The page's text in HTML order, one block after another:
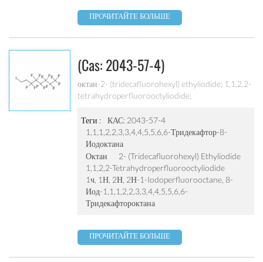
ПРОЧИТАЙТЕ БОЛЬШЕ
(cas: 2043-57-4)
1,1,1,2,2,3,3,4,4,5,5,6,6-
Тридекафтор-8-Йодооктана
октан-2- (tridecafluorohexyl) ethyliodide; 1,1,2,2-
tetrahydroperfluorooctyliodide;
иодоктана , 97%; 1 ч, 1 ч, 2 ч, 2h-1-
iodoperfluorooctane, 8-
иод-1,1,1,2,2,3,3,4,4,5,5,6,6-тридекафтороктана
Теги :
КАС: 2043-57-4
1,1,1,2,2,3,3,4,4,5,5,6,6-Тридекафтор-8-
Иодоктана
Октан
2- (tridecafluorohexyl) Ethyliodide
1,1,2,2-Tetrahydroperfluorooctyliodide
1ч, 1Н, 2Н, 2Н-1-Iodoperfluorooctane, 8-
Иод-1,1,1,2,2,3,3,4,4,5,5,6,6-
Тридекафтороктана
ПРОЧИТАЙТЕ БОЛЬШЕ